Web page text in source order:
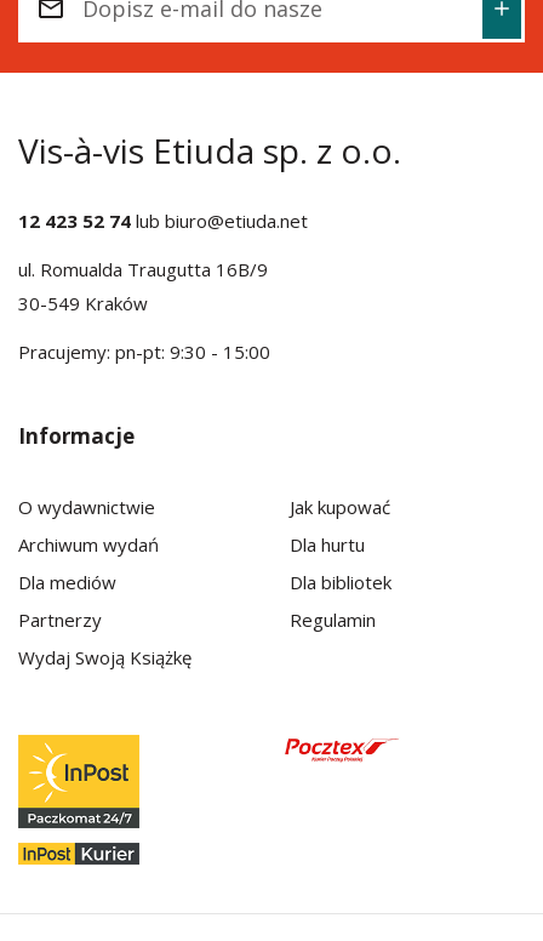
Vis-à-vis Etiuda sp. z o.o.
12 423 52 74 lub biuro@etiuda.net
ul. Romualda Traugutta 16B/9
30-549 Kraków
Pracujemy: pn-pt: 9:30 - 15:00
Informacje
O wydawnictwie
Archiwum wydań
Dla mediów
Partnerzy
Wydaj Swoją Książkę
Jak kupować
Dla hurtu
Dla bibliotek
Regulamin